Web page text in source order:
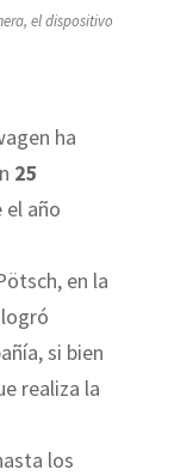
el dispositivo
ha
25
el año
en la
si bien
realiza la
los